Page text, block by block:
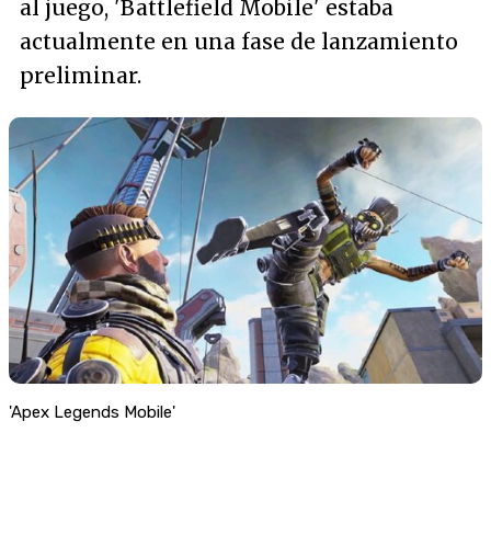
al juego, 'Battlefield Mobile' estaba
actualmente en una fase de lanzamiento
preliminar.
'Apex Legends Mobile'